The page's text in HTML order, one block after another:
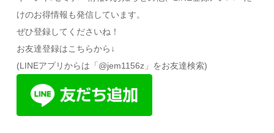
けのお得情報も発信しています。
ぜひ登録してくださいね！
お友達登録はこちらから↓
(LINEアプリからは「@jem1156z」をお友達検索)